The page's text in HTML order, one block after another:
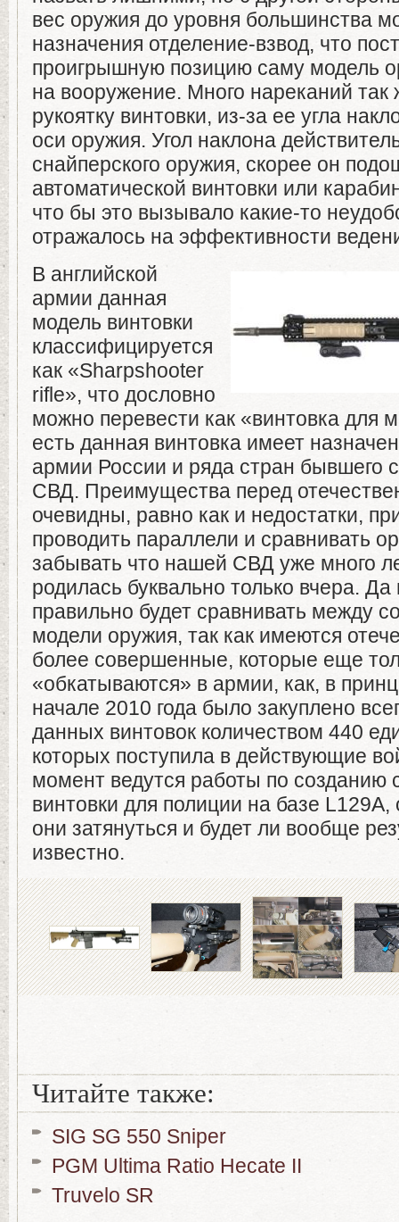
вес оружия до уровня большинства
назначения отделение-взвод, что
проигрышную позицию саму модель
на вооружение. Много нареканий так
рукоятку винтовки, из-за ее угла
оси оружия. Угол наклона
снайперского оружия, скорее он
автоматической винтовки или
что бы это вызывало какие-то
отражалось на эффективности
В английской
армии данная
модель винтовки
классифицируется
как «Sharpshooter
rifle», что дословно
можно перевести как «винтовка для
есть данная винтовка имеет
армии России и ряда стран бывшего
СВД. Преимущества перед
очевидны, равно как и недостатки,
проводить параллели и сравнивать
забывать что нашей СВД уже много
родилась буквально только вчера.
правильно будет сравнивать между
модели оружия, так как имеются
более совершенные, которые еще
«обкатываются» в армии, как, в
начале 2010 года было закуплено
данных винтовок количеством 440
которых поступила в действующие
момент ведутся работы по созданию
винтовки для полиции на базе L129A,
они затянуться и будет ли вообще
известно.
Читайте также:
SIG SG 550 Sniper
PGM Ultima Ratio Hecate II
Truvelo SR